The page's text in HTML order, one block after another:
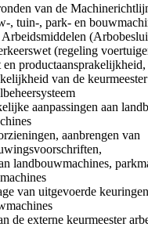
van de
, tuin-, park- en
(regeling
productaansprakelijkheid,
van de
aanpassingen aan
aanbrengen van
landbouwmachines,
van uitgevoerde
de externe keurmeester